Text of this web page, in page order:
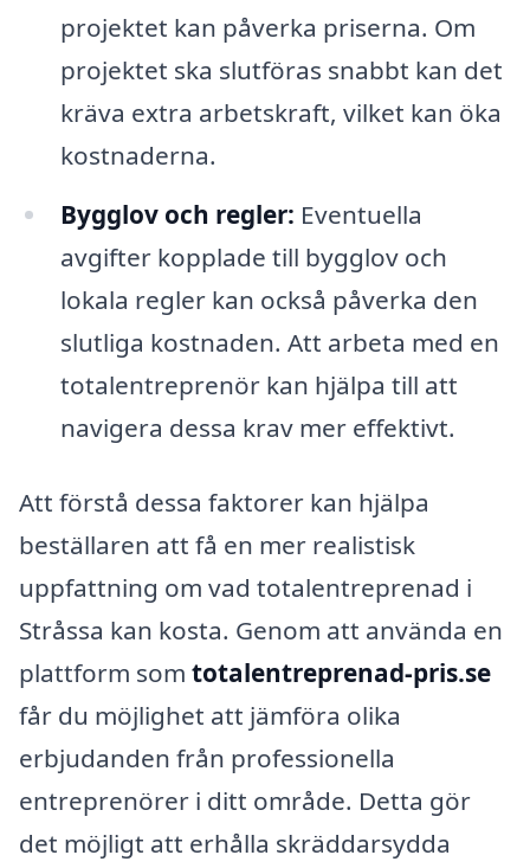
projektet kan påverka priserna. Om
projektet ska slutföras snabbt kan det
kräva extra arbetskraft, vilket kan öka
kostnaderna.
Bygglov och regler: Eventuella
avgifter kopplade till bygglov och
lokala regler kan också påverka den
slutliga kostnaden. Att arbeta med en
totalentreprenör kan hjälpa till att
navigera dessa krav mer effektivt.
Att förstå dessa faktorer kan hjälpa
beställaren att få en mer realistisk
uppfattning om vad totalentreprenad i
Stråssa kan kosta. Genom att använda en
plattform som totalentreprenad-pris.se
får du möjlighet att jämföra olika
erbjudanden från professionella
entreprenörer i ditt område. Detta gör
det möjligt att erhålla skräddarsydda